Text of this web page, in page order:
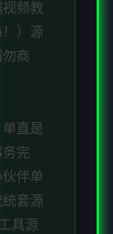
频教
）源
商
直是
完
伴单
套源
具源